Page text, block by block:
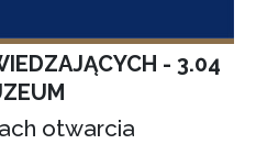
- 3.04
otwarcia